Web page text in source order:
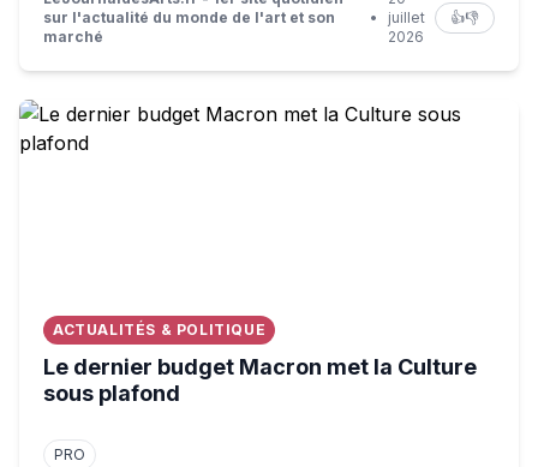
sur l'actualité du monde de l'art et son
marché
•
juillet
2026
👍👎
Le dernier budget Macron met la Culture sous plafond
ACTUALITÉS & POLITIQUE
Le dernier budget Macron met la Culture
sous plafond
PRO